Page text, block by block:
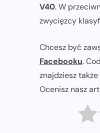
V40. W
zwycięzcy
Chcesz być
Facebooku.
znajdziesz
Ocenisz nasz